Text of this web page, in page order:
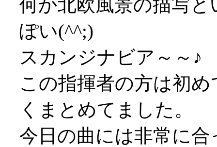
何か北欧風景の描写
ぽい(^^;)
スカンジナビア～～♪
この指揮者の方は初
くまとめてました。
今日の曲には非常に